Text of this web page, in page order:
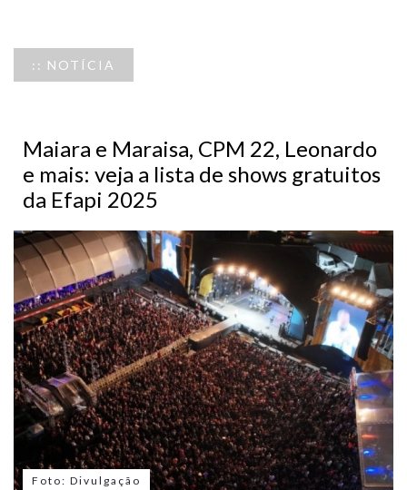
:: NOTÍCIA
Maiara e Maraisa, CPM 22, Leonardo
e mais: veja a lista de shows gratuitos
da Efapi 2025
Foto: Divulgação